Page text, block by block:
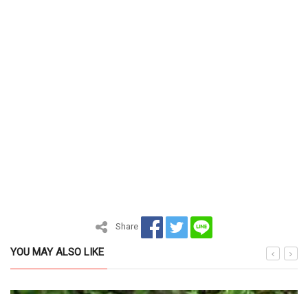
Share
YOU MAY ALSO LIKE